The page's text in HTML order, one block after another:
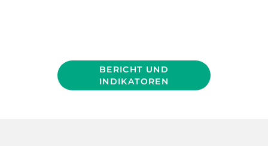
BERICHT UND
INDIKATOREN